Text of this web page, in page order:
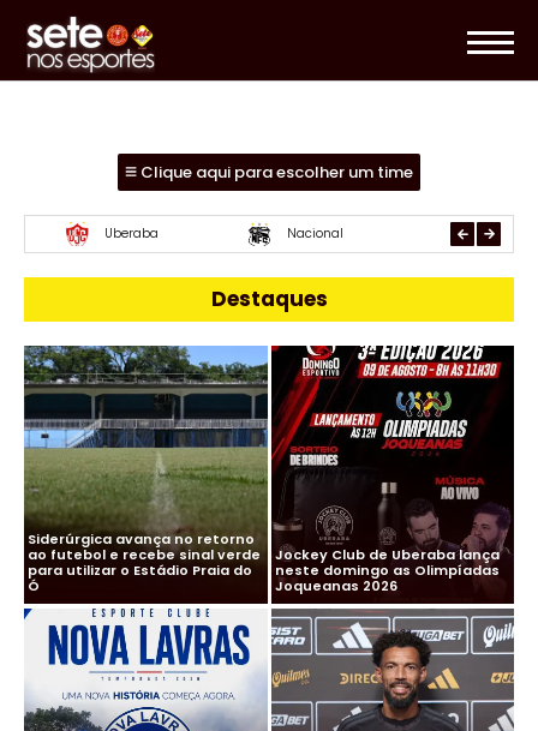
Clique aqui para escolher um time
Uberlândia Essube Mamoré
Destaques
Siderúrgica avança no retorno
ao futebol e recebe sinal verde
para utilizar o Estádio Praia do
Ó
Jockey Club de Uberaba lança
neste domingo as Olimpíadas
Joqueanas 2026